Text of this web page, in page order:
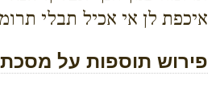
איכפת לן אי אכיל תבלי
פירוש תוספות על מסכת